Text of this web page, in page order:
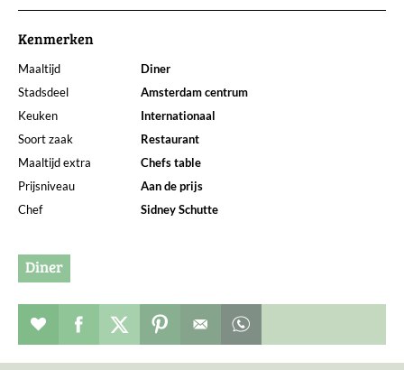
Kenmerken
Maaltijd
Diner
Stadsdeel
Amsterdam centrum
Keuken
Internationaal
Soort zaak
Restaurant
Maaltijd extra
Chefs table
Prijsniveau
Aan de prijs
Chef
Sidney Schutte
Diner
Restaurant toevoegen aan favorieten
Deel dit op facebook
Deel dit op twitter
Deel dit op pinterest